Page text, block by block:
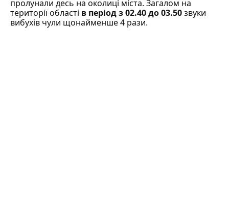
пролунали десь на околиці міста. Загалом на
території області в період з 02.40 до 03.50звуки
вибухів чули щонайменше 4 рази.